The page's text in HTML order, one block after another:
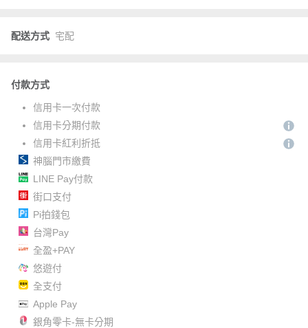
配送方式 宅配
付款方式
信用卡一次付款
信用卡分期付款
信用卡紅利折抵
神腦門市繳費
LINE Pay付款
街口支付
Pi拍錢包
台灣Pay
全盈+PAY
悠遊付
全支付
Apple Pay
銀角零卡-無卡分期